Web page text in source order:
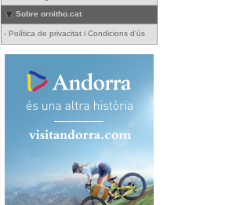
Sobre ornitho.cat
- Política de privacitat i Condicions d'ús